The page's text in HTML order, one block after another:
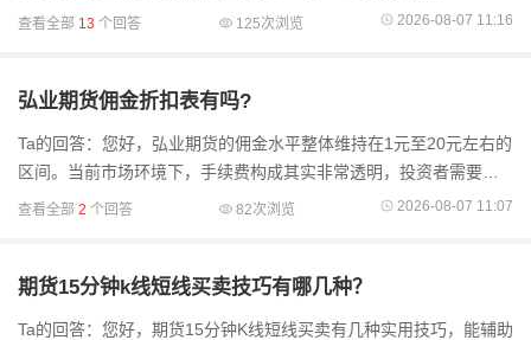
查看全部 13 个回答 125次浏览 2026-08-07 11:16
弘业期货佣金折扣表有吗?
Ta的回答：您好，弘业期货的佣金水平整体维持在1元至20元左右的
区间。当前市场环境下，手续费构成其实非常透明，投资者需要明
白，每一笔交易支出都由两部分组成：一部分是交易所收取的基础
查看全部 2 个回答 82次浏览 2026-08-07 11:07
期货15分钟k线短线买卖技巧有哪几种？
Ta的回答：您好，期货15分钟K线短线买卖有几种实用技巧，能辅助